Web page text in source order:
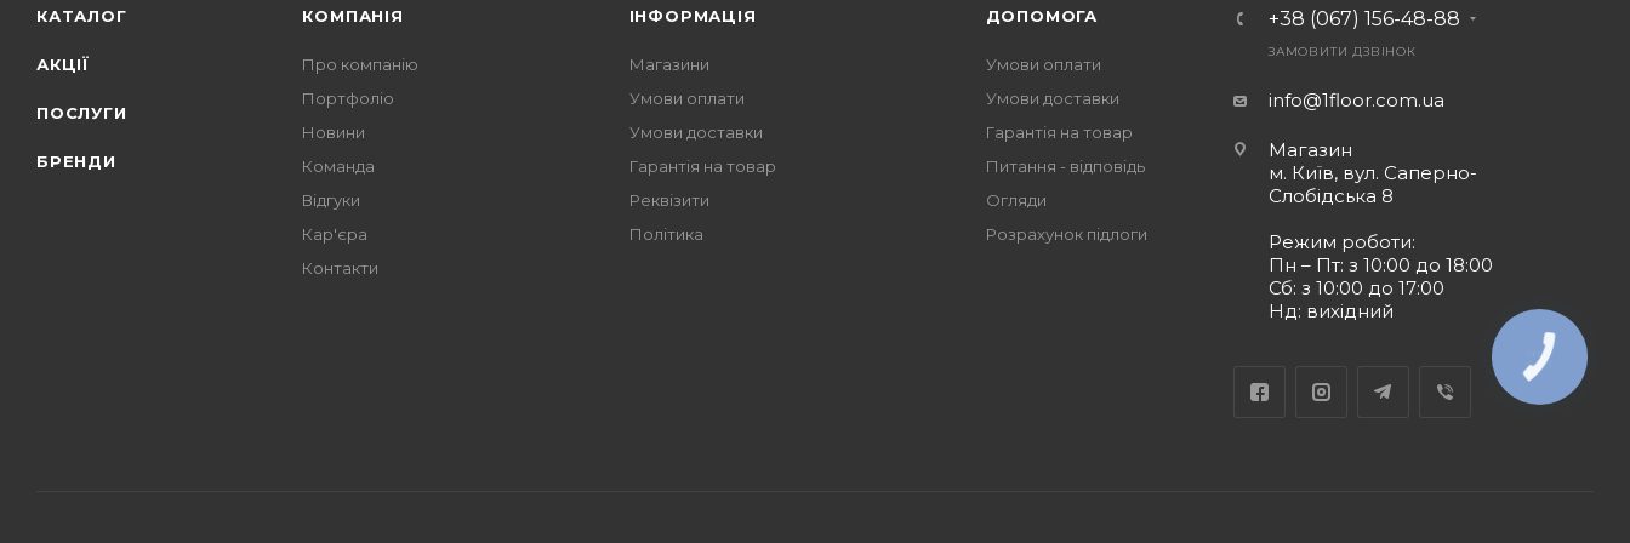
КАТАЛОГ
АКЦІЇ
ПОСЛУГИ
БРЕНДИ
КОМПАНІЯ
Про компанію
Портфоліо
Новини
Команда
Відгуки
Кар'єра
Контакти
ІНФОРМАЦІЯ
Магазини
Умови оплати
Умови доставки
Гарантія на товар
Реквізити
Політика
ДОПОМОГА
Умови оплати
Умови доставки
Гарантія на товар
Питання - відповідь
Огляди
Розрахунок підлоги
+38 (067) 156-48-88
ЗАМОВИТИ ДЗВІНОК
info@1floor.com.ua
Магазин
м. Київ, вул. Саперно-
Слобідська 8
Режим роботи:
Пн – Пт: з 10:00 до 18:00
Сб: з 10:00 до 17:00
Нд: вихідний